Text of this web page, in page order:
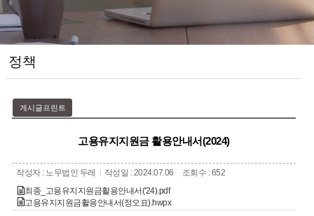
정책
게시글프린트
고용유지지원금 활용안내서(2024)
작성자 : 노무법인 두레 작성일 : 2024.07.06
조회수 : 652
최종_고용유지지원금활용안내서('24).pdf
고용유지지원금활용안내서(정오표).hwpx